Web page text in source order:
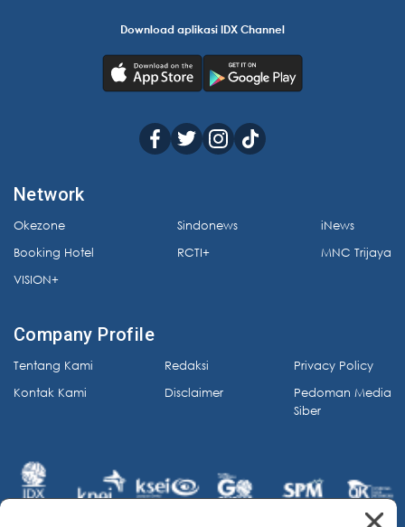
Download aplikasi IDX Channel
Network
Okezone
Booking Hotel
VISION+
Sindonews
RCTI+
iNews
MNC Trijaya
Company Profile
Tentang Kami
Kontak Kami
Redaksi
Disclaimer
Privacy Policy
Pedoman Media
Siber